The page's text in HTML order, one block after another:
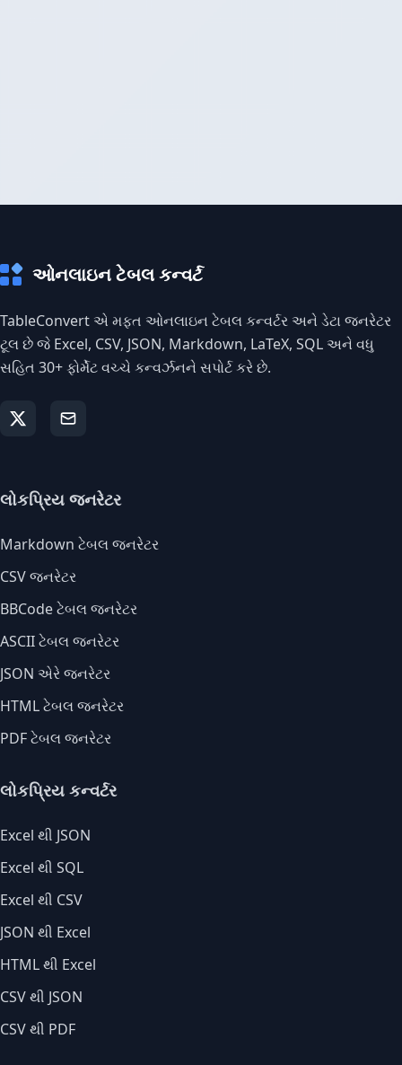
ઓનલાઇન ટેબલ કન્વર્ટ
TableConvert એ મફત ઓનલાઇન ટેબલ કન્વર્ટર અને ડેટા જનરેટર
ટૂલ છે જે Excel, CSV, JSON, Markdown, LaTeX, SQL અને વધુ
સહિત 30+ ફોર્મેટ વચ્ચે કન્વર્ઝનને સપોર્ટ કરે છે.
લોકપ્રિય જનરેટર
Markdown ટેબલ જનરેટર
CSV જનરેટર
BBCode ટેબલ જનરેટર
ASCII ટેબલ જનરેટર
JSON એરે જનરેટર
HTML ટેબલ જનરેટર
PDF ટેબલ જનરેટર
લોકપ્રિય કન્વર્ટર
Excel થી JSON
Excel થી SQL
Excel થી CSV
JSON થી Excel
HTML થી Excel
CSV થી JSON
CSV થી PDF